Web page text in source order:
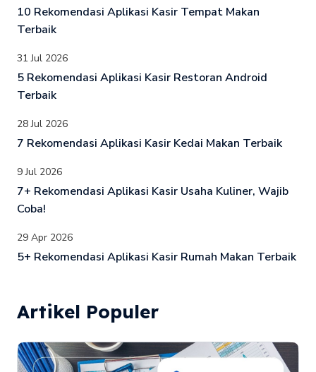
10 Rekomendasi Aplikasi Kasir Tempat Makan
Terbaik
31 Jul 2026
5 Rekomendasi Aplikasi Kasir Restoran Android
Terbaik
28 Jul 2026
7 Rekomendasi Aplikasi Kasir Kedai Makan Terbaik
9 Jul 2026
7+ Rekomendasi Aplikasi Kasir Usaha Kuliner, Wajib
Coba!
29 Apr 2026
5+ Rekomendasi Aplikasi Kasir Rumah Makan Terbaik
Artikel Populer